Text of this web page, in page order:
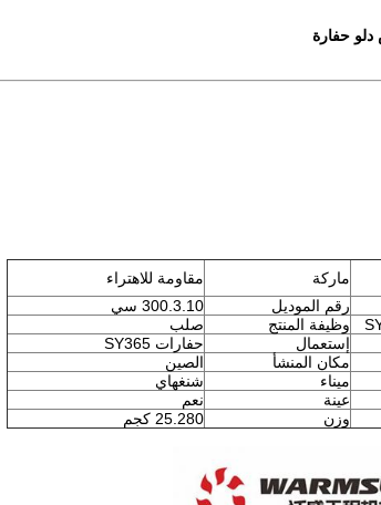
ماركة
مقاومة للاهتراء
رقم الموديل
300.3.10 سي
وظيفة المنتج
صلب
إستعمال
حفارات SY365
مكان المنشأ
الصين
ميناء
شنغهاي
عينة
نعم
وزن 25.280 كجم